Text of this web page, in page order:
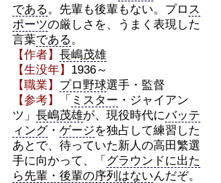
である。先輩も後輩もない。プロ ス
ポーツの厳しさを、うまく表現した
言葉である。
【作者】 長嶋茂雄
【生没年】 1936～
【職業】 プロ野球選手・監督
【参考】
「 ミスター ・ジャイアン
ツ」 長嶋茂雄が、現役時代にバッテ
ィング・ ゲージを独占して練習した
あとで、待っていた新人の高田繁選
手に向かって、「 グラウンドに出た
ら先輩・後輩の序列はないんだぞ。